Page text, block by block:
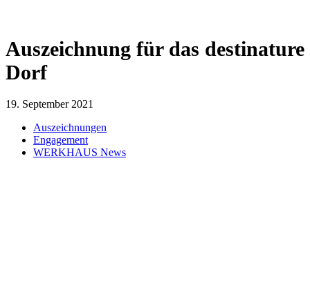
Auszeichnung für das destinature
Dorf
19. September 2021
Auszeichnungen
Engagement
WERKHAUS News